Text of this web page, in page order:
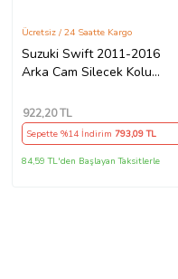
Suzuki Swift 2011-2016
Arka Cam Silecek Kolu
Ücretsiz / 24 Saatte Kargo
922,20 TL
Sepette %14 İndirim 793,09 TL
84,59 TL'den Başlayan Taksitlerle